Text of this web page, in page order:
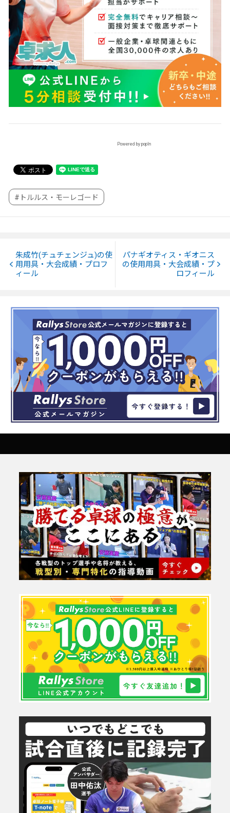
Powered by popIn
#トルルス・モーレゴード
朱成竹(チュチェンジュ)の使
用用具・大会成績・プロフ
ィール
パナギオティス・ギオニス
の使用用具・大会成績・プ
ロフィール